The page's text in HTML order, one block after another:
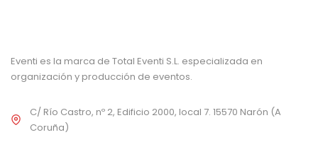
Eventi es la marca de Total Eventi S.L. especializada en
organización y producción de eventos.
C/ Río Castro, nº 2, Edificio 2000, local 7. 15570 Narón (A
Coruña)